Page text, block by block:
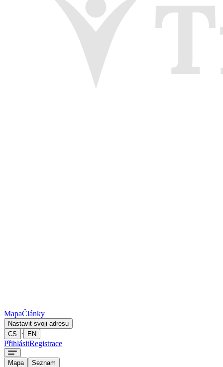
MapaČlánky
Nastavit svoji adresu
CS
· EN
PřihlásitRegistrace
Mapa Seznam